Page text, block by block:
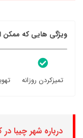
ویژگی هایی که
تمیزکردن روزانه
درباره شهر چیبا